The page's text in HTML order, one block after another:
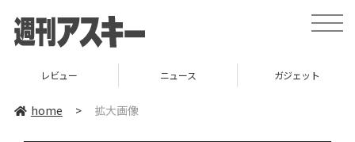
toggle
レビュー ニュース ガジェット
home > 拡大画像